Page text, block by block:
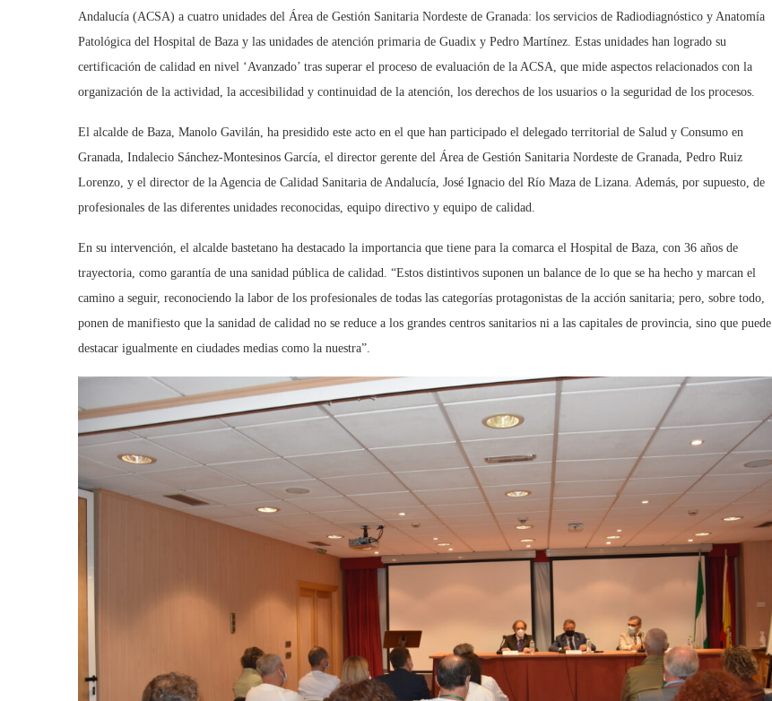
Andalucía (ACSA) a cuatro unidades del Área de Gestión Sanitaria Nordeste de Granada: los servicios de Radiodiagnóstico y Anatomía
Patológica del Hospital de Baza y las unidades de atención primaria de Guadix y Pedro Martínez. Estas unidades han logrado su
certificación de calidad en nivel ‘Avanzado’ tras superar el proceso de evaluación de la ACSA, que mide aspectos relacionados con la
organización de la actividad, la accesibilidad y continuidad de la atención, los derechos de los usuarios o la seguridad de los procesos.
El alcalde de Baza, Manolo Gavilán, ha presidido este acto en el que han participado el delegado territorial de Salud y Consumo en
Granada, Indalecio Sánchez-Montesinos García, el director gerente del Área de Gestión Sanitaria Nordeste de Granada, Pedro Ruiz
Lorenzo, y el director de la Agencia de Calidad Sanitaria de Andalucía, José Ignacio del Río Maza de Lizana. Además, por supuesto, de
profesionales de las diferentes unidades reconocidas, equipo directivo y equipo de calidad.
En su intervención, el alcalde bastetano ha destacado la importancia que tiene para la comarca el Hospital de Baza, con 36 años de
trayectoria, como garantía de una sanidad pública de calidad. “Estos distintivos suponen un balance de lo que se ha hecho y marcan el
camino a seguir, reconociendo la labor de los profesionales de todas las categorías protagonistas de la acción sanitaria; pero, sobre todo,
ponen de manifiesto que la sanidad de calidad no se reduce a los grandes centros sanitarios ni a las capitales de provincia, sino que puede
destacar igualmente en ciudades medias como la nuestra”.